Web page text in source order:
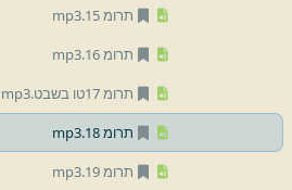
תרומ 15.
mp3
תרומ 16.
mp3
תרומ 17טו בשבט.
mp3
תרומ 18.
mp3
תרומ 19.
mp3